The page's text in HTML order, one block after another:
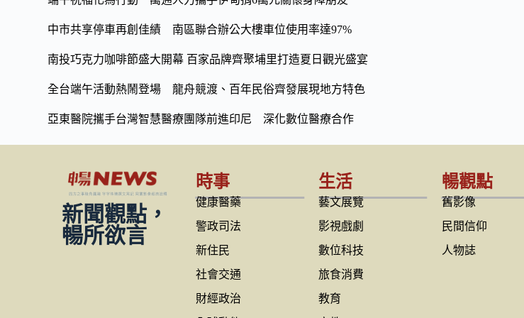
中市共享停車再創佳績 南區聯合辦公大樓車位使用率達97%
南投巧克力咖啡節盛大開幕 百家品牌齊聚埔里打造夏日觀光盛宴
全台端午活動熱鬧登場 龍舟競渡、百年民俗齊發展現地方特色
亞東醫院攜手台灣智慧醫療團隊前進印尼 深化數位醫療合作
新聞觀點，
暢所欲言
時事
健康醫藥
警政司法
新住民
社會交通
財經政治
生活
藝文展覽
影視戲劇
數位科技
旅食消費
教育
暢觀點
舊影像
民間信仰
人物誌